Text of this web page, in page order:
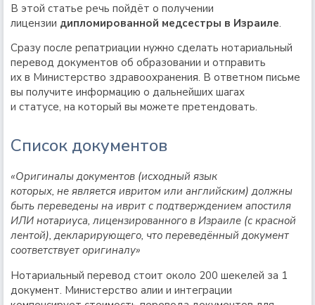
В этой статье речь пойдёт о получении
лицензии дипломированной медсестры в Израиле.
Сразу после репатриации нужно сделать нотариальный
перевод документов об образовании и отправить
их в Министерство здравоохранения. В ответном письме
вы получите информацию о дальнейших шагах
и статусе, на который вы можете претендовать.
Список документов
«Оригиналы документов (исходный язык
которых, не является ивритом или английским) должны
быть переведены на иврит с подтверждением апостиля
ИЛИ нотариуса, лицензированного в Израиле (с красной
лентой), декларирующего, что переведённый документ
соответствует оригиналу»
Нотариальный перевод стоит около 200 шекелей за 1
документ. Министерство алии и интеграции